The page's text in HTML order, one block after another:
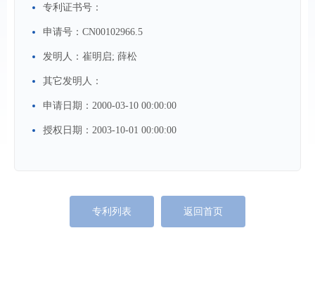
专利证书号：
申请号： CN00102966.5
发明人： 崔明启; 薛松
其它发明人：
申请日期： 2000-03-10 00:00:00
授权日期： 2003-10-01 00:00:00
专利列表 返回首页